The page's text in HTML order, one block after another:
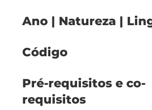
Ano | Natureza |
Código
Pré-requisitos e co-
requisitos